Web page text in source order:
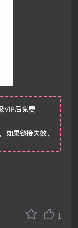
VIP后免费
如果链接失效，
1